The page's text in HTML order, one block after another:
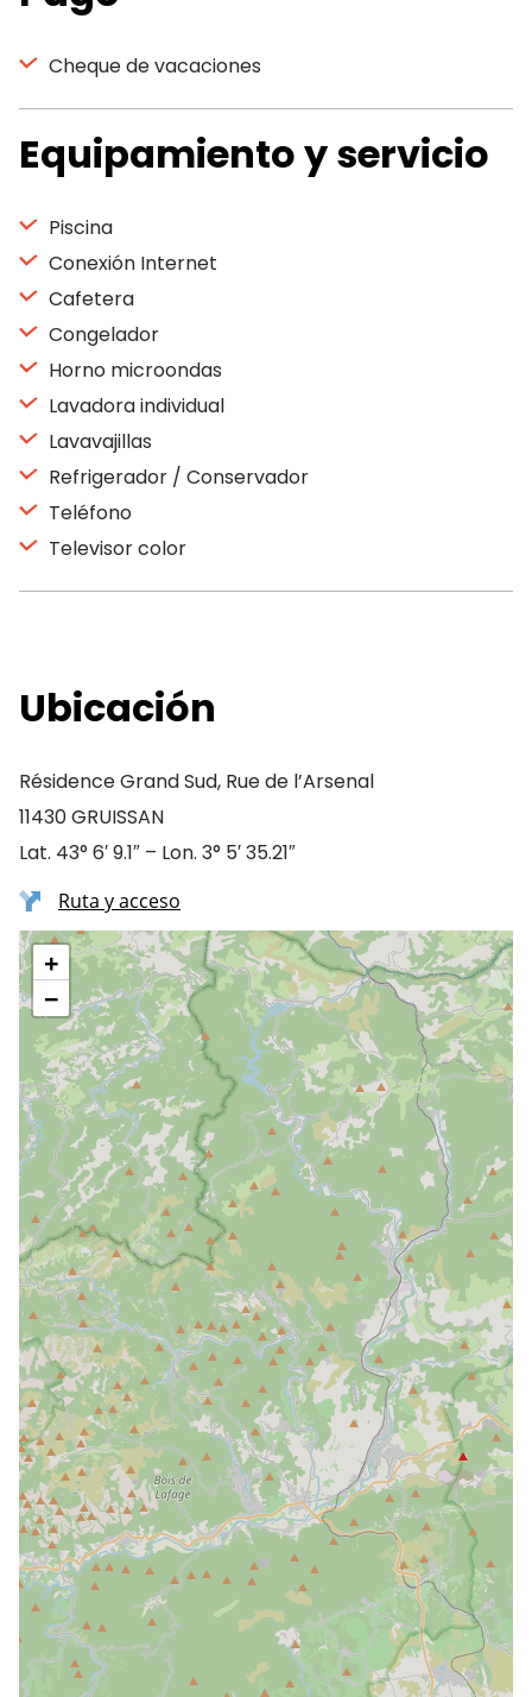
Cheque de vacaciones
Equipamiento y servicio
Piscina
Conexión Internet
Cafetera
Congelador
Horno microondas
Lavadora individual
Lavavajillas
Refrigerador / Conservador
Teléfono
Televisor color
Ubicación
Résidence Grand Sud, Rue de l’Arsenal
11430 GRUISSAN
Lat. 43° 6′ 9.1″ – Lon. 3° 5′ 35.21″
Ruta y acceso
+
−